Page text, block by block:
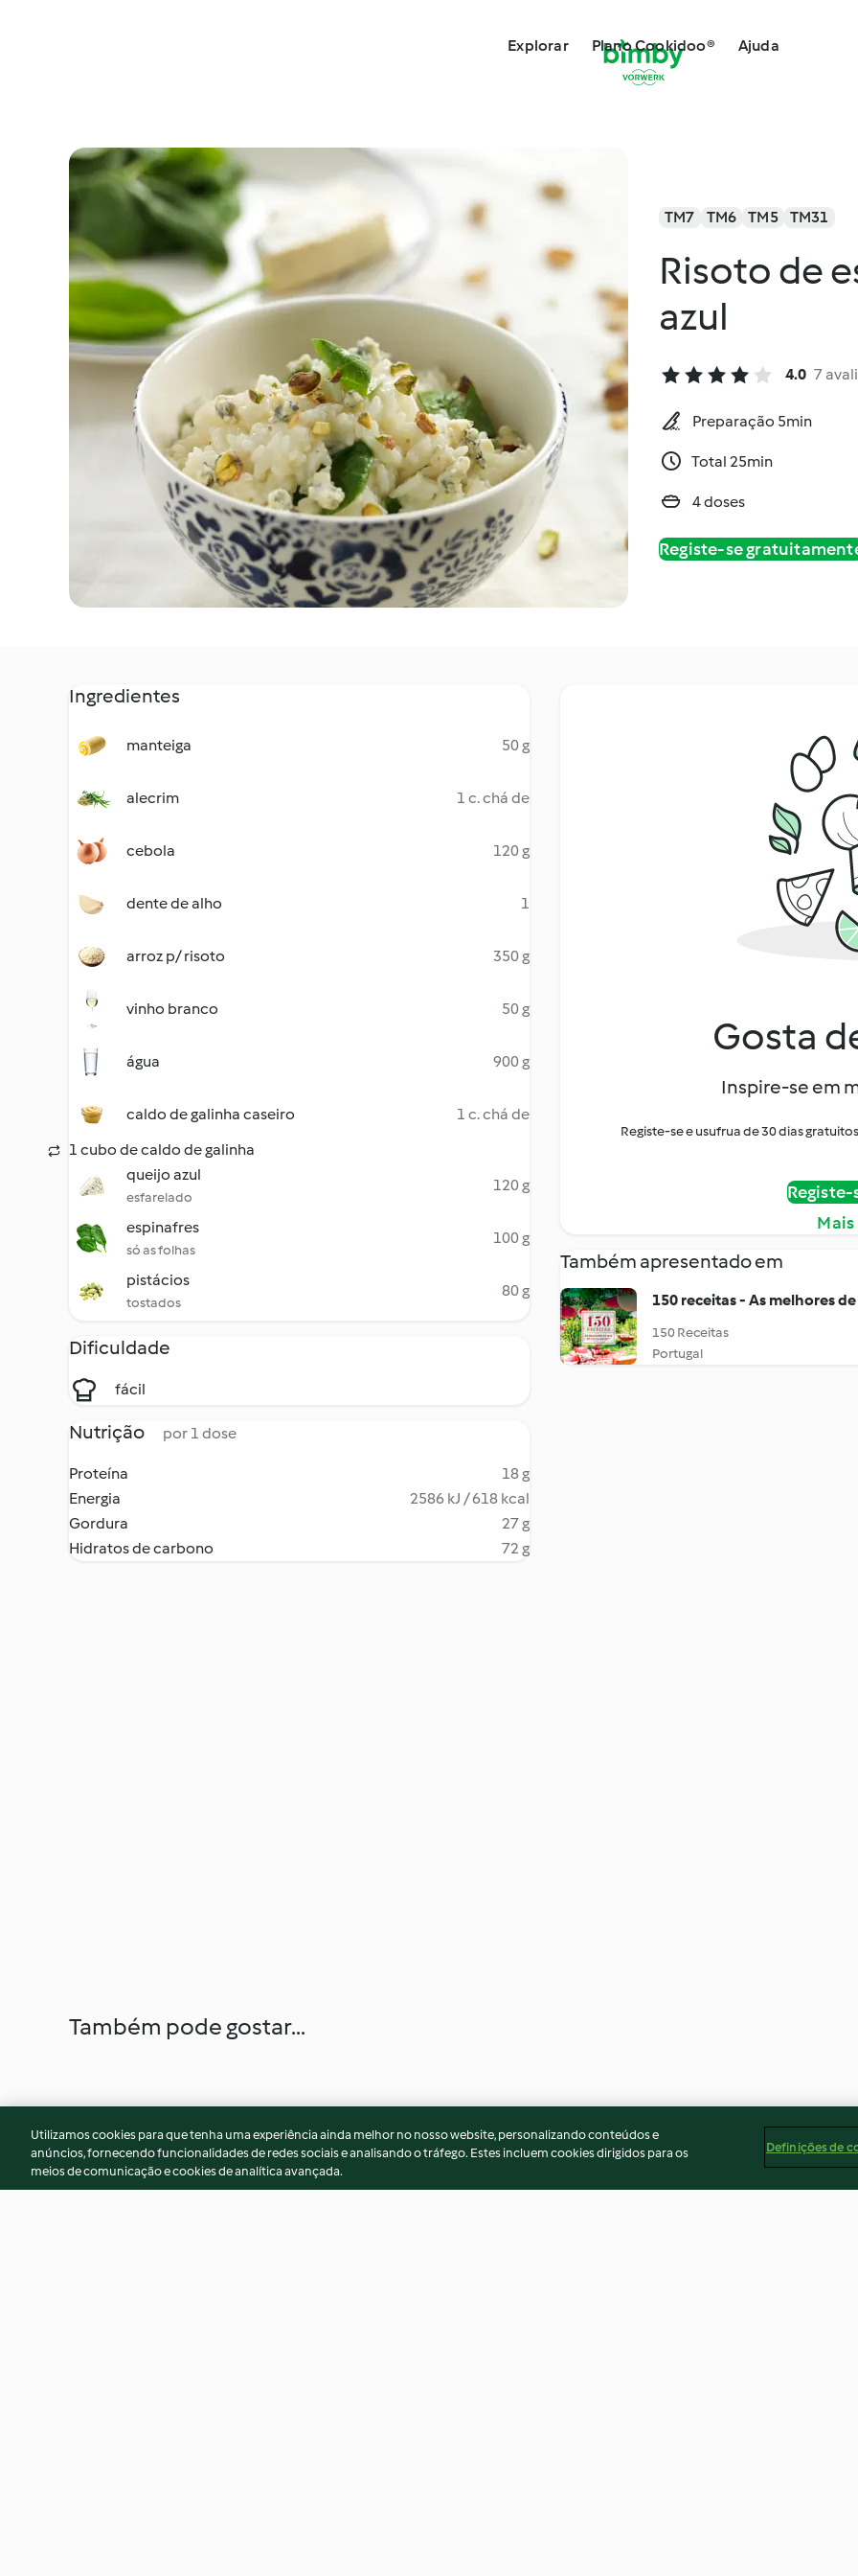
Explorar Plano Cookidoo® Ajuda
TM7 TM6 TM5 TM31
Risoto de
azul
4.0 7
Preparação 5min
Total 25min
4 doses
Registe-se
Ingredientes
manteiga 50 g
alecrim 1 c. chá de
cebola 120 g
dente de alho 1
arroz p/ risoto 350 g
vinho branco 50 g
água 900 g
caldo de galinha caseiro
1 c. chá de
1 cubo de caldo de galinha
queijo azul
esfarelado
120 g
espinafres
só as folhas
100 g
pistácios
tostados
80 g
Dificuldade
fácil
Nutrição por 1 dose
Proteína
18 g
Energia
2586 kJ / 618 kcal
Gordura
27 g
Hidratos de carbono
72 g
Gosta
Inspire-se em
Registe-se e usufrua de 30 dias
Também apresentado em
150 receitas - As melhores
150 Receitas
Portugal
Também pode gostar...
Utilizamos cookies para que tenha uma experiência ainda melhor no nosso website, personalizando conteúdos e
anúncios, fornecendo funcionalidades de redes sociais e analisando o tráfego. Estes incluem cookies dirigidos para os
meios de comunicação e cookies de analítica avançada.
Definições de